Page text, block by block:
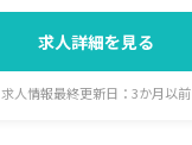
求人詳細を見る
求人情報最終更新日：3か月以前